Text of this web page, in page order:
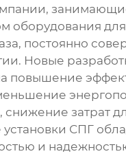
оборудования
постоянно
Новые
повышение
снижение затрат
СПГ
и